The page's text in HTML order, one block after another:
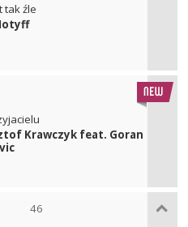
tak źle
Krawczyk feat. Goran
46